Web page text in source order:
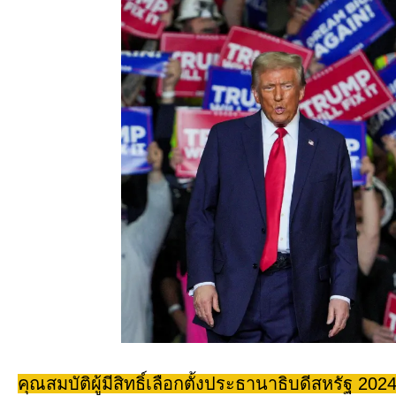
คุณสมบัติผู้มีสิทธิ์เลือกตั้งประธานาธิบดีสหรัฐ 2024